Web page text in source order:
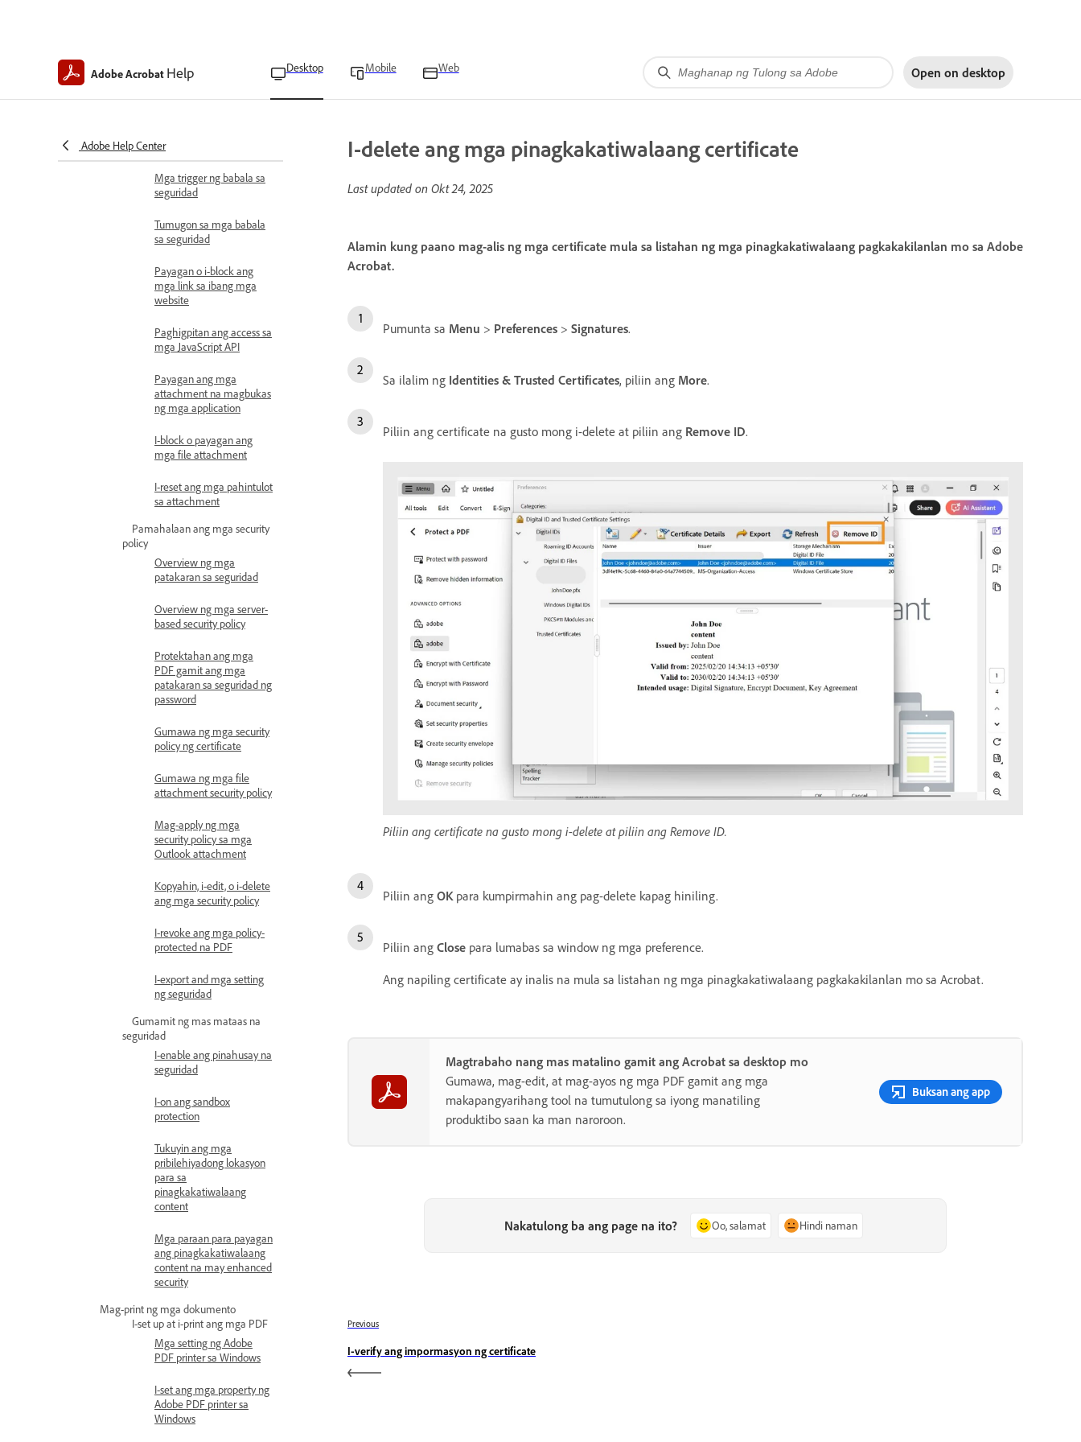
Adobe Acrobat Help Desktop Mobile Web Open on desktop
Adobe Help Center
Pangkalahatang-ideya ng
seguridad ng content ng
Acrobat at PDF
sa mga PDF
Mga trigger ng babala sa
seguridad
Tumugon sa mga babala
sa seguridad
Payagan o i-block ang
mga link sa ibang mga
website
Paghigpitan ang access sa
mga JavaScript API
Payagan ang mga
attachment na magbukas
ng mga application
I-block o payagan ang
mga file attachment
I-reset ang mga pahintulot
sa attachment
Pamahalaan ang mga security
policy
Overview ng mga
patakaran sa seguridad
Overview ng mga server-
based security policy
Protektahan ang mga
PDF gamit ang mga
patakaran sa seguridad ng
password
Gumawa ng mga security
policy ng certificate
Gumawa ng mga file
attachment security policy
Mag-apply ng mga
security policy sa mga
Outlook attachment
Kopyahin, i-edit, o i-delete
ang mga security policy
I-revoke ang mga policy-
protected na PDF
I-export and mga setting
ng seguridad
Gumamit ng mas mataas na
seguridad
I-enable ang pinahusay na
seguridad
I-on ang sandbox
protection
Tukuyin ang mga
pribilehiyadong lokasyon
para sa
pinagkakatiwalaang
content
Mga paraan para payagan
ang pinagkakatiwalaang
content na may enhanced
security
Mag-print ng mga dokumento
I-set up at i-print ang mga PDF
Mga setting ng Adobe
PDF printer sa Windows
I-set ang mga property ng
Adobe PDF printer sa
Windows
I-delete ang mga pinagkakatiwalaang certificate
Last updated on Okt 24, 2025
Alamin kung paano mag-alis ng mga certificate mula sa listahan ng mga pinagkakatiwalaang pagkakakilanlan mo sa Adobe
Acrobat.
Pumunta sa Menu > Preferences > Signatures.
Sa ilalim ng Identities & Trusted Certificates, piliin ang More.
Piliin ang certificate na gusto mong i-delete at piliin ang Remove ID.
Piliin ang certificate na gusto mong i-delete at piliin ang Remove ID.
Piliin ang OK para kumpirmahin ang pag-delete kapag hiniling.
Piliin ang Close para lumabas sa window ng mga preference.
Ang napiling certificate ay inalis na mula sa listahan ng mga pinagkakatiwalaang pagkakakilanlan mo sa Acrobat.
Magtrabaho nang mas matalino gamit ang Acrobat sa desktop mo
Gumawa, mag-edit, at mag-ayos ng mga PDF gamit ang mga
makapangyarihang tool na tumutulong sa iyong manatiling
produktibo saan ka man naroroon.
Buksan ang app
Nakatulong ba ang page na ito? Oo, salamat Hindi naman
Previous
I-verify ang impormasyon ng certificate